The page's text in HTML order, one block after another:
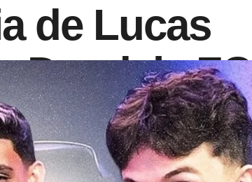
de Lucas
Dendele FC